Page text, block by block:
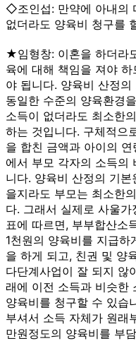
◇조인섭: 만약에 아내의
없더라도 양육비 청구를
★임형창: 이혼을 하더라
육에 대해 책임을 져야
야 됩니다. 양육비 산정
동일한 수준의 양육환경
소득이 없더라도 최소한
하는 것입니다. 구체적으
을 합친 금액과 아이의
에서 부모 각자의 소득의
니다. 양육비 산정의 기
을지라도 부모는 최소한
다. 그래서 실제로 사울
표에 따르면, 부부합산소
1천원의 양육비를 지급
을 하게 되고, 친권 및 양
다단계사업이 잘 되지 않
래에 이전 소득과 비슷한
양육비를 청구할 수 있습
부셔서 소득 자체가 원래
만원정도의 양육비를 부